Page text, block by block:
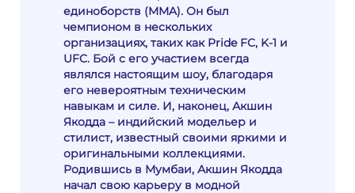
единоборств (MMA). Он был
чемпионом в нескольких
организациях, таких как Pride FC, K-1 и
UFC. Бой с его участием всегда
являлся настоящим шоу, благодаря
его невероятным техническим
навыкам и силе. И, наконец, Акшин
Якодда – индийский модельер и
стилист, известный своими яркими и
оригинальными коллекциями.
Родившись в Мумбаи, Акшин Якодда
начал свою карьеру в модной